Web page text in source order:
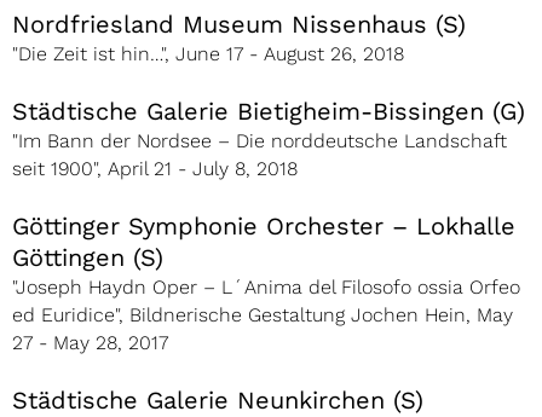
Nordfriesland Museum Nissenhaus (S)
"Die Zeit ist hin…", June 17 - August 26, 2018
Städtische Galerie Bietigheim-Bissingen (G)
"Im Bann der Nordsee – Die norddeutsche Landschaft
seit 1900", April 21 - July 8, 2018
Göttinger Symphonie Orchester – Lokhalle
Göttingen (S)
"Joseph Haydn Oper – L´Anima del Filosofo ossia Orfeo
ed Euridice", Bildnerische Gestaltung Jochen Hein, May
27 - May 28, 2017
Städtische Galerie Neunkirchen (S)